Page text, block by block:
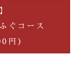
ぐコース
円）